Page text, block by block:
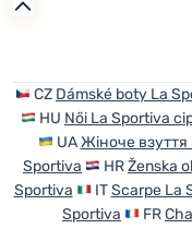
CZ Dámské boty La
HU Női La Sportiva
UAЖіноче
Sportiva
HRŽenska
Sportiva
ITScarpe La
Sportiva
FR